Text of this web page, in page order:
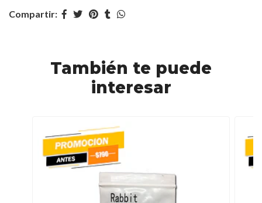
Compartir:
También te puede
interesar